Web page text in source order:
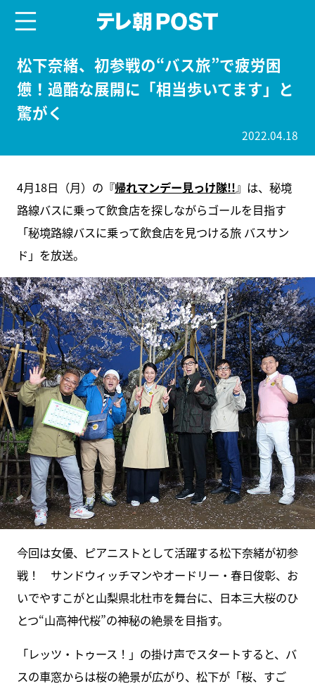
松下奈緒、初参戦の“バス旅”で疲労困
憊！過酷な展開に「相当歩いてます」と
驚がく
2022.04.18
4月18日（月）の『帰れマンデー見っけ隊!!』は、秘境
路線バスに乗って飲食店を探しながらゴールを目指す
「秘境路線バスに乗って飲食店を見つける旅 バスサン
ド」を放送。
今回は女優、ピアニストとして活躍する松下奈緒が初参
戦！ サンドウィッチマンやオードリー・春日俊彰、お
いでやすこがと山梨県北杜市を舞台に、日本三大桜のひ
とつ“山高神代桜”の神秘の絶景を目指す。
「レッツ・トゥース！」の掛け声でスタートすると、バ
スの車窓からは桜の絶景が広がり、松下が「桜、すご